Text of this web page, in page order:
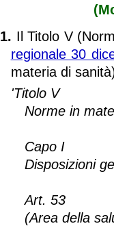
1. Il Titolo V
regionale 30
materia di
'Titolo V
Norme in
Capo I
Disposizioni
Art. 53
(Area della